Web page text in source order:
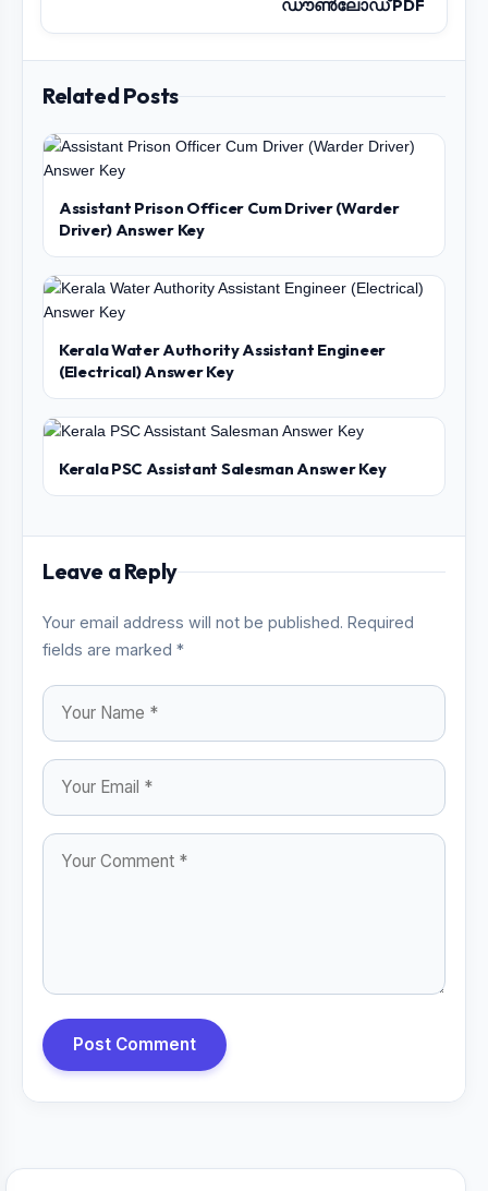
ഡൗൺലോഡ് PDF
Related Posts
Assistant Prison Officer Cum Driver (Warder
Driver) Answer Key
Kerala Water Authority Assistant Engineer
(Electrical) Answer Key
Kerala PSC Assistant Salesman Answer Key
Leave a Reply
Your email address will not be published. Required
fields are marked *
Post Comment